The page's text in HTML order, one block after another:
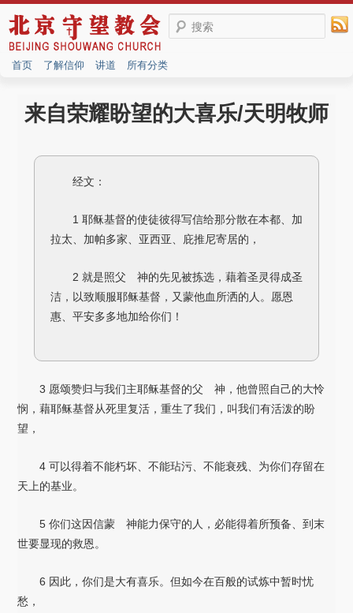
搜索
首页 了解信仰 讲道 所有分类
来自荣耀盼望的大喜乐/天明牧师
经文：
1 耶稣基督的使徒彼得写信给那分散在本都、加
拉太、加帕多家、亚西亚、庇推尼寄居的，
2 就是照父 神的先见被拣选，藉着圣灵得成圣
洁，以致顺服耶稣基督，又蒙他血所洒的人。愿恩
惠、平安多多地加给你们！
3 愿颂赞归与我们主耶稣基督的父 神，他曾照自己的大怜
悯，藉耶稣基督从死里复活，重生了我们，叫我们有活泼的盼
望，
4 可以得着不能朽坏、不能玷污、不能衰残、为你们存留在
天上的基业。
5 你们这因信蒙 神能力保守的人，必能得着所预备、到末
世要显现的救恩。
6 因此，你们是大有喜乐。但如今在百般的试炼中暂时忧
愁，